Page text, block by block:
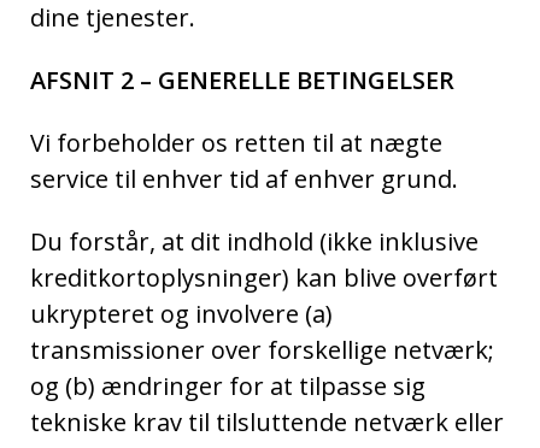
dine tjenester.
AFSNIT 2 – GENERELLE BETINGELSER
Vi forbeholder os retten til at nægte
service til enhver tid af enhver grund.
Du forstår, at dit indhold (ikke inklusive
kreditkortoplysninger) kan blive overført
ukrypteret og involvere (a)
transmissioner over forskellige netværk;
og (b) ændringer for at tilpasse sig
tekniske krav til tilsluttende netværk eller